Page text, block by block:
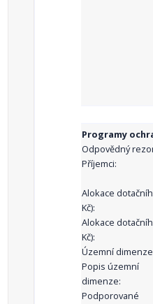
Programy
Odpovědný
Příjemci:
Alokace
Kč):
Alokace
Kč):
Územní dimenze
Popis územní
dimenze:
Podporované